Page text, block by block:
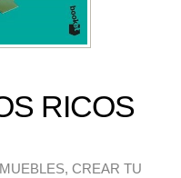
RICOS
CREAR TU